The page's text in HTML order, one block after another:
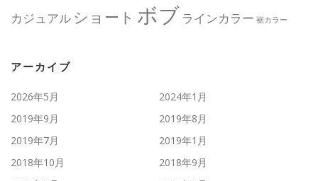
カジュアル ショート ボブ ラインカラー 裾カラー
アーカイブ
2026年5月
2024年1月
2019年9月
2019年8月
2019年7月
2019年1月
2018年10月
2018年9月